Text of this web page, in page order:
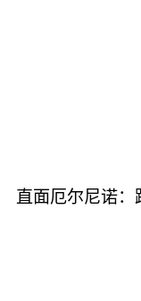
直面厄尔尼诺：